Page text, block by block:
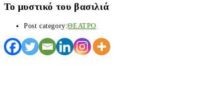
Το μυστικό του βασιλιά
Post category:ΘΕΑΤΡΟ